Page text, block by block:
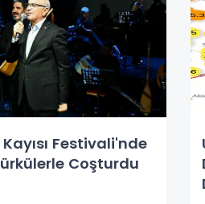
Kayısı Festivali'nde
Coşturdu